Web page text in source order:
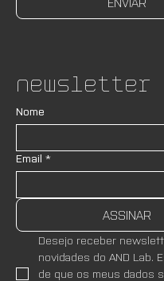
Newsletter
Nome
Email *
ASSINAR
Desejo receber
novidades do AND Lab.
de que os meus dados